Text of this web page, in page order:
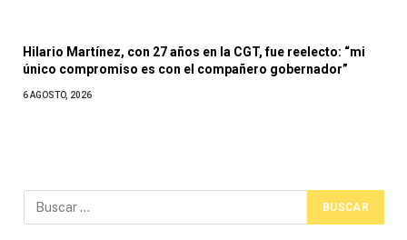
Hilario Martínez, con 27 años en la CGT, fue reelecto: “mi
único compromiso es con el compañero gobernador”
6 AGOSTO, 2026